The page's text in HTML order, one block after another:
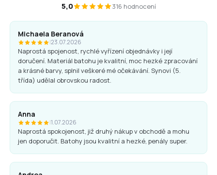
5,0 316 hodnocení
Michaela Beranová
|23.07.2026
Naprostá spojenost, rychlé vyřízení objednávky i její
doručení. Materiál batohu je kvalitní, moc hezké zpracování
a krásné barvy, splnil veškeré mé očekávání. Synovi (5.
třída) udělal obrovskou radost.
Anna
|1.07.2026
Naprostá spokojenost, již druhý nákup v obchodě a mohu
jen doporučit. Batohy jsou kvalitní a hezké, penály super.